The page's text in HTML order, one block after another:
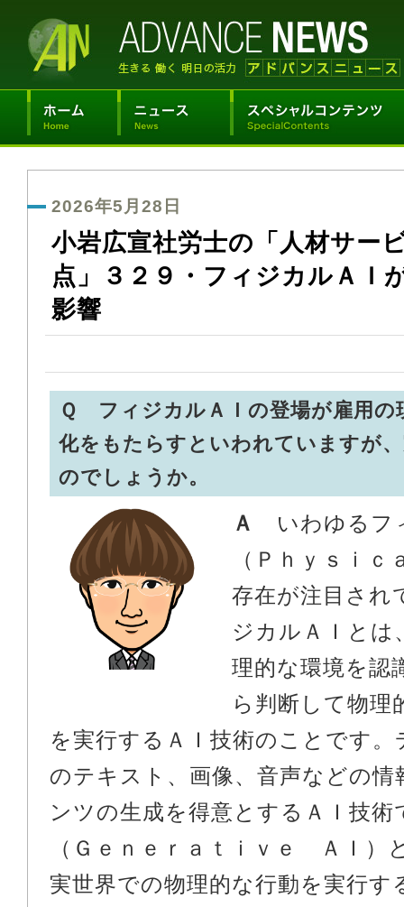
2026年5月28日
小岩広宣社労士の「人材サー
点」３２９・フィジカルＡＩ
影響
Ｑ フィジカルＡＩの登場が雇用の
化をもたらすといわれていますが
のでしょうか。
Ａ
いわゆる
（Ｐｈｙｓｉ
存在が注目され
ジカルＡＩとは
理的な環境を認
ら判断して物理
を実行するＡＩ技術のことです
のテキスト、画像、音声などの情
ンツの生成を得意とするＡＩ技術
（Ｇｅｎｅｒａｔｉｖｅ ＡＩ）
実世界での物理的な行動を実行す